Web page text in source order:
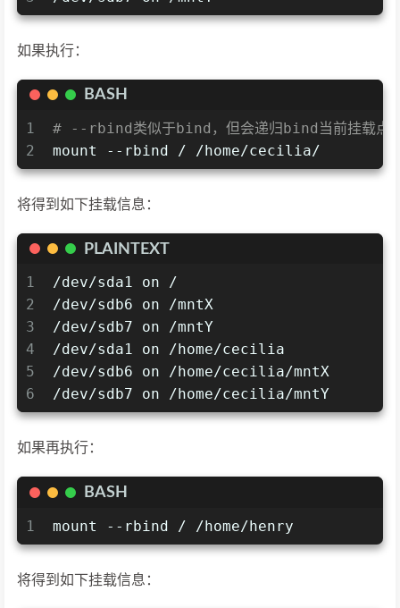
如果执行：
BASH
1
2
# --rbind类似于bind，但会递归bind当前挂载点上
mount --rbind / /home/cecilia/
将得到如下挂载信息：
PLAINTEXT
1
2
3
4
5
6
/dev/sda1 on /
/dev/sdb6 on /mntX
/dev/sdb7 on /mntY
/dev/sda1 on /home/cecilia
/dev/sdb6 on /home/cecilia/mntX
/dev/sdb7 on /home/cecilia/mntY
如果再执行：
BASH
1
mount --rbind / /home/henry
将得到如下挂载信息：